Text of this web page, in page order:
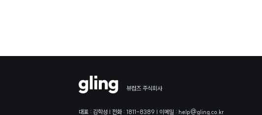
뷰컴즈 주식회사
대표 : 김학성 | 전화 : 1811-8389 | 이메일 : help@gling.co.kr